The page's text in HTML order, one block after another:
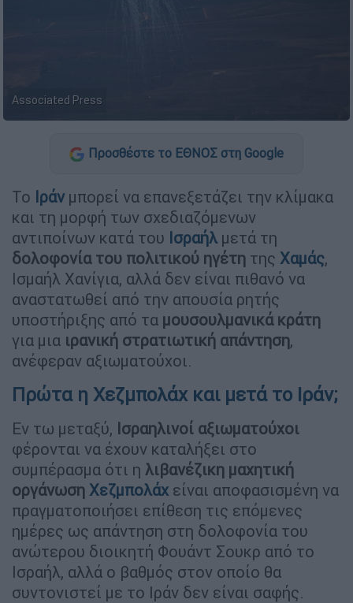
Associated Press
Προσθέστε το ΕΘΝΟΣ στη Google
Το Ιράν μπορεί να επανεξετάζει την κλίμακα
και τη μορφή των σχεδιαζόμενων
αντιποίνων κατά του Ισραήλ μετά τη
δολοφονία του πολιτικού ηγέτη της Χαμάς,
Ισμαήλ Χανίγια, αλλά δεν είναι πιθανό να
αναστατωθεί από την απουσία ρητής
υποστήριξης από τα μουσουλμανικά κράτη
για μια ιρανική στρατιωτική απάντηση,
ανέφεραν αξιωματούχοι.
Πρώτα η Χεζμπολάχ και μετά το Ιράν;
Εν τω μεταξύ, Ισραηλινοί αξιωματούχοι
φέρονται να έχουν καταλήξει στο
συμπέρασμα ότι η λιβανέζικη μαχητική
οργάνωση Χεζμπολάχ είναι αποφασισμένη να
πραγματοποιήσει επίθεση τις επόμενες
ημέρες ως απάντηση στη δολοφονία του
ανώτερου διοικητή Φουάντ Σουκρ από το
Ισραήλ, αλλά ο βαθμός στον οποίο θα
συντονιστεί με το Ιράν δεν είναι σαφής.